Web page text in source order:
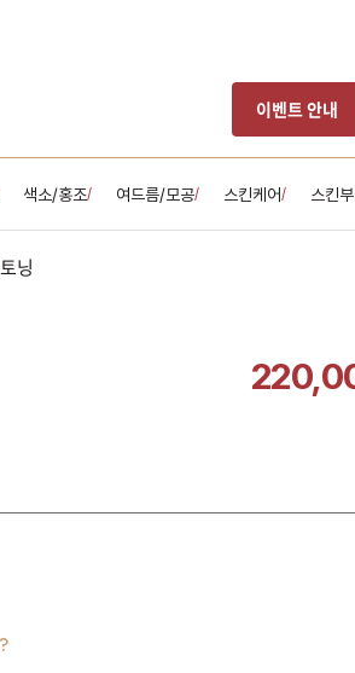
이벤트 안내
색소/홍조/ 여드름/모공/ 스킨케어/ 스킨